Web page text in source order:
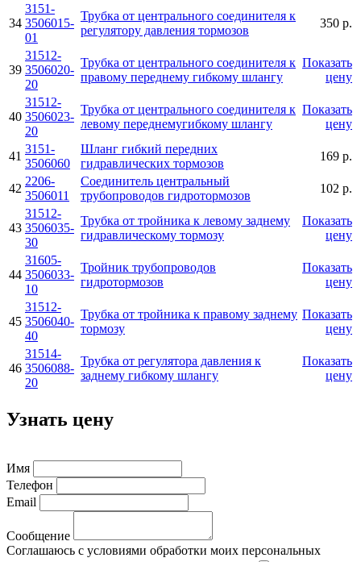
34
3151-
3506015-
01
Трубка от центрального соединителя к
регулятору давления тормозов
350 р.
39
31512-
3506020-
20
Трубка от центрального соединителя к
правому переднему гибкому шлангу
Показать
цену
40
31512-
3506023-
20
Трубка от центрального соединителя к
левому переднемугибкому шлангу
Показать
цену
41
3151-
3506060
Шланг гибкий передних
гидравлических тормозов
169 р.
42
2206-
3506011
Соединитель центральный
трубопроводов гидротормозов
102 р.
43
31512-
3506035-
30
Трубка от тройника к левому заднему
гидравлическому тормозу
Показать
цену
44
31605-
3506033-
10
Тройник трубопроводов
гидротормозов
Показать
цену
45
31512-
3506040-
40
Трубка от тройника к правому заднему
тормозу
Показать
цену
46
31514-
3506088-
20
Трубка от регулятора давления к
заднему гибкому шлангу
Показать
цену
Узнать цену
Имя
Телефон
Email
Сообщение
Соглашаюсь с условиями обработки моих персональных